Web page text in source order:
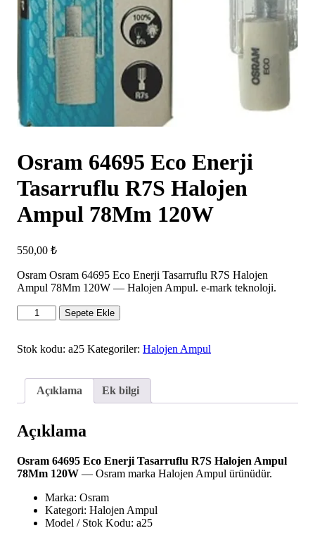
Osram 64695 Eco Enerji
Tasarruflu R7S Halojen
Ampul 78Mm 120W
550,00 ₺
Osram Osram 64695 Eco Enerji Tasarruflu R7S Halojen
Ampul 78Mm 120W — Halojen Ampul. e-mark teknoloji.
Osram
64695
Enerji
Halojen
Ampul
120W
adet
Sepete Ekle
Stok kodu: a25 Kategoriler: Halojen Ampul
Açıklama Ek bilgi
Açıklama
Osram 64695 Eco Enerji Tasarruflu R7S Halojen Ampul
78Mm 120W — Osram marka Halojen Ampul ürünüdür.
Marka: Osram
Kategori: Halojen Ampul
Model / Stok Kodu: a25